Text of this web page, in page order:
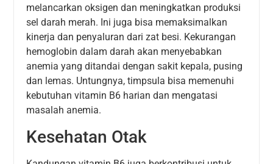
melancarkan oksigen dan meningkatkan produksi
sel darah merah. Ini juga bisa memaksimalkan
kinerja dan penyaluran dari zat besi. Kekurangan
hemoglobin dalam darah akan menyebabkan
anemia yang ditandai dengan sakit kepala, pusing
dan lemas. Untungnya, timpsula bisa memenuhi
kebutuhan vitamin B6 harian dan mengatasi
masalah anemia.
Kesehatan Otak